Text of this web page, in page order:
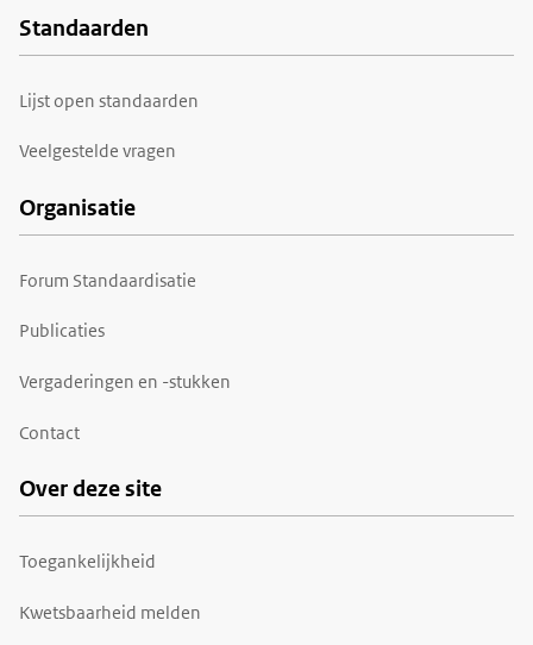
Voet
Standaarden
Lijst open standaarden
Veelgestelde vragen
Organisatie
Forum Standaardisatie
Publicaties
Vergaderingen en -stukken
Contact
Over deze site
Toegankelijkheid
Kwetsbaarheid melden